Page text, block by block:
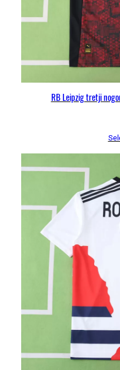
j
o
n
a
RB Leipzig tretji